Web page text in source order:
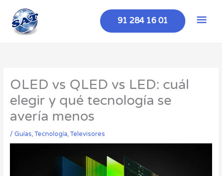
contenido
91 284 16 01
OLED vs QLED vs LED: cuál
elegir y qué tecnología se
avería menos
/ Guías,Tecnología,Televisores